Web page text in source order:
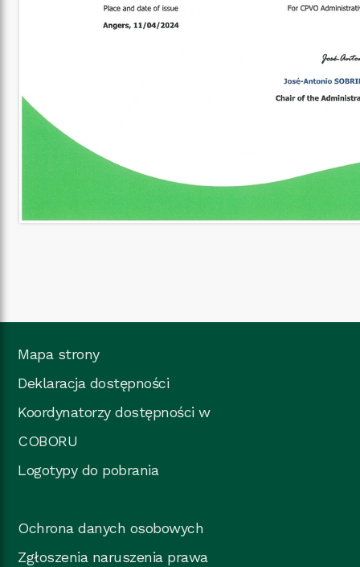
Mapa strony
Deklaracja dostępności
Koordynatorzy dostępności w
COBORU
Logotypy do pobrania
Ochrona danych osobowych
Zgłoszenia naruszenia prawa